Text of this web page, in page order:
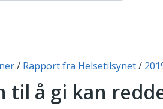
Rapport fra Helsetilsynet
til å gi kan